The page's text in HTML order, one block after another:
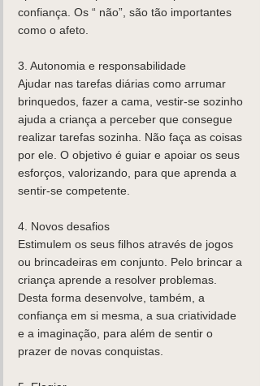
confiança. Os “ não”, são tão importantes
como o afeto.
3. Autonomia e responsabilidade
Ajudar nas tarefas diárias como arrumar
brinquedos, fazer a cama, vestir-se sozinho
ajuda a criança a perceber que consegue
realizar tarefas sozinha. Não faça as coisas
por ele. O objetivo é guiar e apoiar os seus
esforços, valorizando, para que aprenda a
sentir-se competente.
4. Novos desafios
Estimulem os seus filhos através de jogos
ou brincadeiras em conjunto. Pelo brincar a
criança aprende a resolver problemas.
Desta forma desenvolve, também, a
confiança em si mesma, a sua criatividade
e a imaginação, para além de sentir o
prazer de novas conquistas.